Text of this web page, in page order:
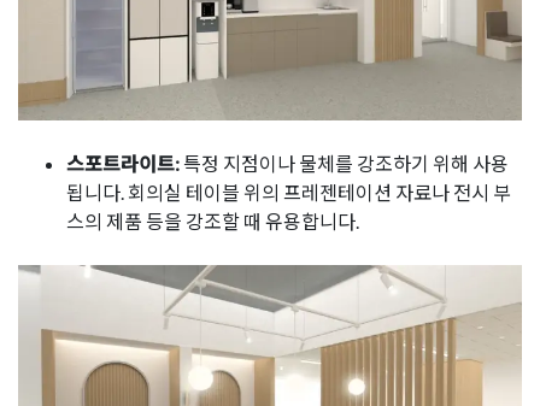
스포트라이트: 특정 지점이나 물체를 강조하기 위해 사용
됩니다. 회의실 테이블 위의 프레젠테이션 자료나 전시 부
스의 제품 등을 강조할 때 유용합니다.